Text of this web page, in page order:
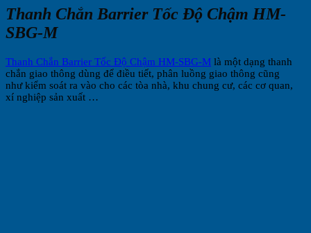
Thanh Chắn Barrier Tốc Độ Chậm HM-
SBG-M
Thanh Chắn Barrier Tốc Độ Chậm HM-SBG-M là một dạng thanh
chắn giao thông dùng để điều tiết, phân luồng giao thông cũng
như kiểm soát ra vào cho các tòa nhà, khu chung cư, các cơ quan,
xí nghiệp sản xuất …